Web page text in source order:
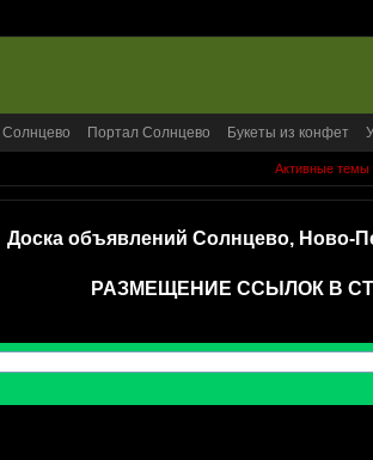
Портал Солнцево Букеты из конфет
Активные темы
Доска объявлений Солнцево, Ново-
РАЗМЕЩЕНИЕ ССЫЛОК В